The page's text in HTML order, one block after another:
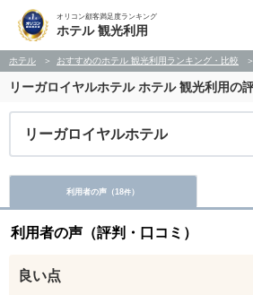
オリコン顧客満足度ランキング
ホテル 観光利用
ホテル おすすめのホテル 観光利用ランキング・比較
リーガロイヤルホテルホテル 観光利用の
リーガロイヤルホテル
利用者の声（18件）
利用者の声（評判・口コミ）
良い点